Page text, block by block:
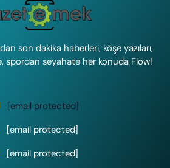
son dakika haberleri, köşe yazıları,
spordan seyahate her konuda Flow!
[email protected]
[email protected]
[email protected]